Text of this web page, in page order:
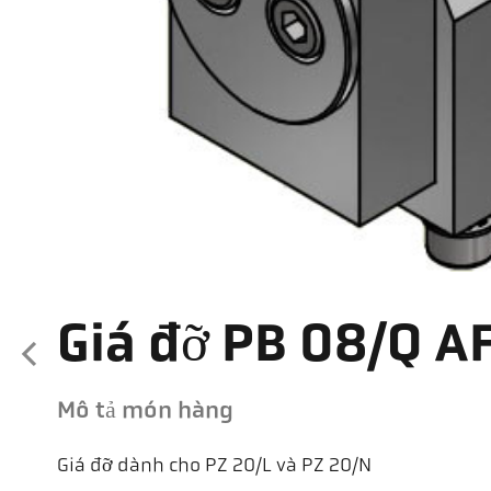
Giá đỡ PB 08/Q
Mô tả món hàng
Giá đỡ dành cho PZ 20/L và PZ 20/N